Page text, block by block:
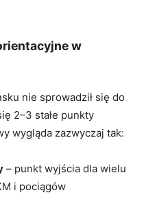
w
nie sprowadził się do
2–3 stałe punkty
wygląda zazwyczaj tak:
– punkt wyjścia dla wielu
i pociągów